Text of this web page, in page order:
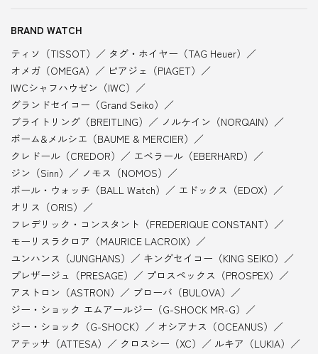
BRAND WATCH
ティソ（TISSOT）
オメガ（OMEGA）
ピアジェ（PIAGET）
IWCシャフハウゼン（IWC）
グランドセイコー（Grand Seiko）
ブライトリング（BREITLING）
ノルケイン（NORQAIN）
ボーム&メルシエ（BAUME & MERCIER）
クレドール（CREDOR）
エベラール（EBERHARD）
ジン（Sinn）
ノモス（NOMOS）
ボール・ウォッチ（BALL Watch）
オリス（ORIS）
フレデリック・コンスタント（FREDERIQUE CONSTANT）
モーリスラクロア（MAURICE LACROIX）
ユンハンス（JUNGHANS）
キングセイコー（KING SEIKO）
プレザージュ（PRESAGE）
プロスペックス（PROSPEX）
アストロン（ASTRON）
ブローバ（BULOVA）
ジー・ショック エムアールジー（G-SHOCK MR-G）
ジー・ショック（G-SHOCK）
オシアナス（OCEANUS）
アテッサ（ATTESA）
クロスシー（XC）
ルキア（LUKIA）
GARMIN（GARMIN）
ウェルダー ムーディー（WELDER）